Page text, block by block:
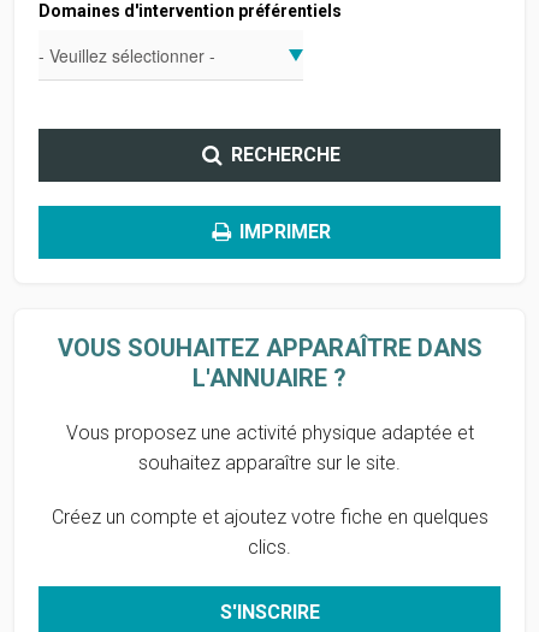
Domaines d'intervention préférentiels
RECHERCHE
IMPRIMER
VOUS SOUHAITEZ APPARAÎTRE DANS
L'ANNUAIRE ?
Vous proposez une activité physique adaptée et
souhaitez apparaître sur le site.
Créez un compte et ajoutez votre fiche en quelques
clics.
S'INSCRIRE